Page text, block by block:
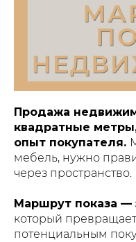
Продажа
квадратные
опыт покупателя.
мебель, нужно
через пространство.
Маршрут показа —
который
потенциальным